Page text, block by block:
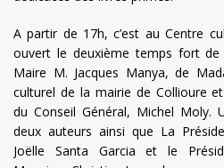
A partir de 17h, c’est au Centre
ouvert le deuxième temps fort
Maire M. Jacques Manya, de
culturel de la mairie de Collioure
du Conseil Général, Michel Moly.
deux auteurs ainsi que La
Joëlle Santa Garcia et le